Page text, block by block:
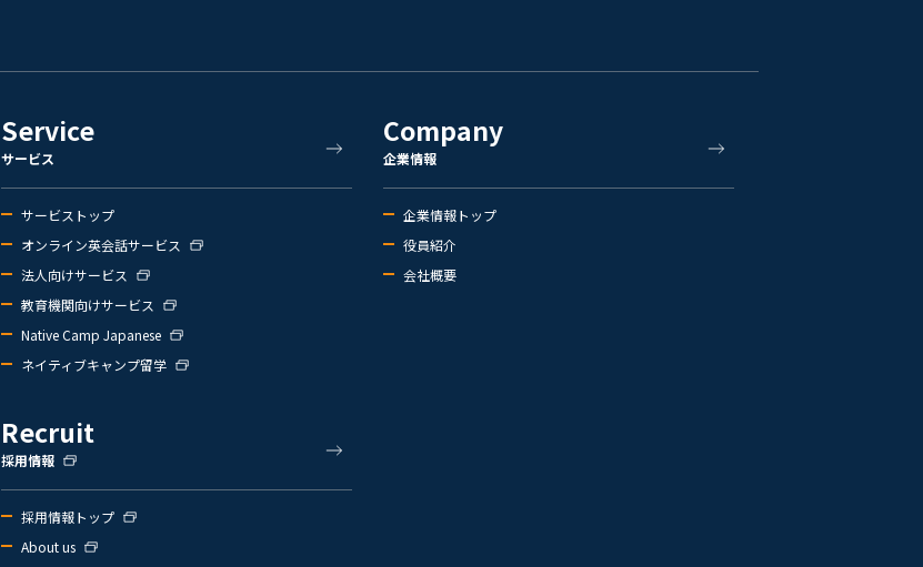
Service
サービス
サービストップ
オンライン英会話サービス
法人向けサービス
教育機関向けサービス
Native Camp Japanese
ネイティブキャンプ留学
Company
企業情報
企業情報トップ
役員紹介
会社概要
Recruit
採用情報
採用情報トップ
About us